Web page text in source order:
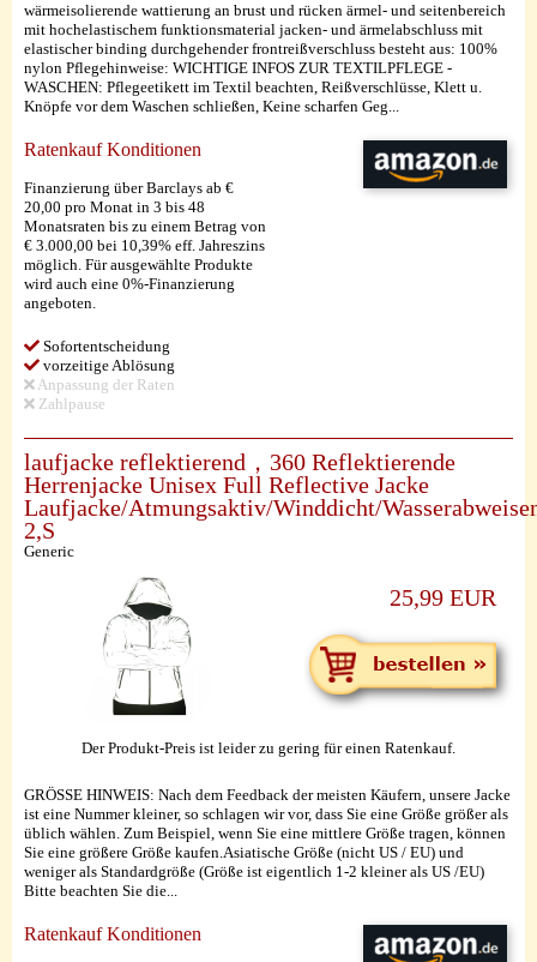
wärmeisolierende wattierung an brust und rücken ärmel- und seitenbereich
mit hochelastischem funktionsmaterial jacken- und ärmelabschluss mit
elastischer binding durchgehender frontreißverschluss besteht aus: 100%
nylon Pflegehinweise: WICHTIGE INFOS ZUR TEXTILPFLEGE -
WASCHEN: Pflegeetikett im Textil beachten, Reißverschlüsse, Klett u.
Knöpfe vor dem Waschen schließen, Keine scharfen Geg...
Ratenkauf Konditionen
Finanzierung über Barclays ab €
20,00 pro Monat in 3 bis 48
Monatsraten bis zu einem Betrag von
€ 3.000,00 bei 10,39% eff. Jahreszins
möglich. Für ausgewählte Produkte
wird auch eine 0%-Finanzierung
angeboten.
Sofortentscheidung
vorzeitige Ablösung
Anpassung der Raten
Zahlpause
laufjacke reflektierend，360 Reflektierende
Herrenjacke Unisex Full Reflective Jacke
Laufjacke/Atmungsaktiv/Winddicht/
2,S
Generic
25,99 EUR
GRÖSSE HINWEIS: Nach dem Feedback der meisten Käufern, unsere Jacke
ist eine Nummer kleiner, so schlagen wir vor, dass Sie eine Größe größer als
üblich wählen. Zum Beispiel, wenn Sie eine mittlere Größe tragen, können
Sie eine größere Größe kaufen.Asiatische Größe (nicht US / EU) und
weniger als Standardgröße (Größe ist eigentlich 1-2 kleiner als US /EU)
Bitte beachten Sie die...
Ratenkauf Konditionen
Der Produkt-Preis ist leider zu gering für einen Ratenkauf.